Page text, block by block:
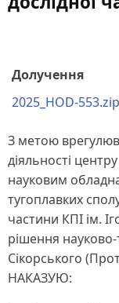
Долучення
2025_HOD-553.zip
З метою
діяльності
науковим
тугоплавких
частини КПІ ім.
рішення науково-
Сікорського
НАКАЗУЮ: